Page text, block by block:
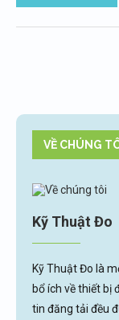
VỀ CHÚNG
Kỹ Thuật Đo
Kỹ Thuật Đo là
bổ ích về thiết bị
tin đăng tải đều